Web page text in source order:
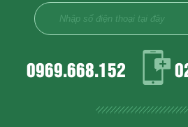
0969.668.152